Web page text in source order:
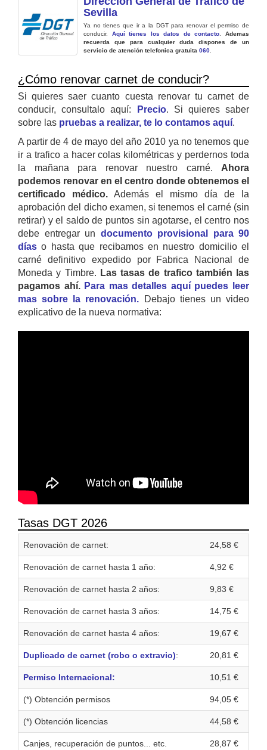
Sevilla
Ya no tienes que ir a la DGT para renovar el permiso de
conducir. Aquí tienes los datos de contacto .Ademas
recuerda que para cualquier duda dispones de un
servicio de atención telefonica gratuita 060
¿Cómo renovar carnet de conducir?
Si quieres saer cuanto cuesta renovar tu carnet de
conducir, consultalo aquí:
Precio. Si quieres saber
sobre las pruebas a realizar, te lo contamos aquí.
A partir de 4 de mayo del año 2010 ya no tenemos que
ir a trafico a hacer colas kilométricas y perdernos toda
la mañana para renovar nuestro carné. Ahora
podemos renovar en el centro donde obtenemos el
certificado médico. Además el mismo día de la
aprobación del dicho examen, si tenemos el carné (sin
retirar) y el saldo de puntos sin agotarse, el centro nos
debe entregar un documento provisional para 90
días o hasta que recibamos en nuestro domicilio el
carné definitivo expedido por Fabrica Nacional de
Moneda y Timbre. Las tasas de trafico también las
pagamos ahí. Para mas detalles aquí puedes leer
mas sobre la renovación. Debajo tienes un video
explicativo de la nueva normativa:
Tasas DGT 2026
Renovación de carnet: 24,58 €
Renovación de carnet hasta 1 año: 4,92 €
Renovación de carnet hasta 2 años: 9,83 €
Renovación de carnet hasta 3 años: 14,75 €
Renovación de carnet hasta 4 años: 19,67 €
Duplicado de carnet (robo o extravio): 20,81 €
Permiso Internacional: 10,51 €
(*) Obtención permisos 94,05 €
(*) Obtención licencias 44,58 €
Canjes, recuperación de puntos... etc. 28,87 €